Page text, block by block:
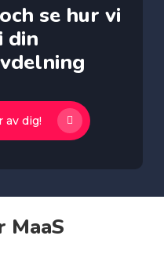
se hur vi
din
av dig!
MaaS